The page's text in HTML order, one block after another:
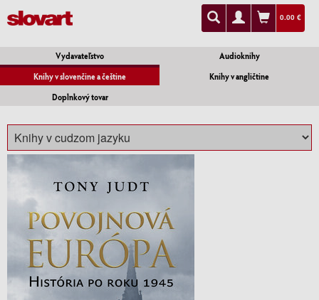
0.00 €
Vydavateľstvo
Audioknihy
Knihy v slovenčine a češtine
Knihy v angličtine
Doplnkový tovar